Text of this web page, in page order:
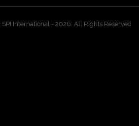
International - 2026. All Rights Reserved